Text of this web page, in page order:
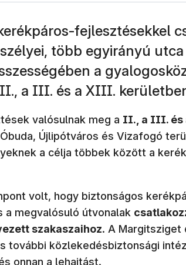
fejlesztésekkel
több egyirányú
a
a III. és a XIII.
valósulnak meg a II., a III. és
Újlipótváros és Vizafogó
a célja többek között a
volt, hogy biztonságos
megvalósuló útvonalak
szakaszaihoz. A Margitsziget
további közlekedésbiztonsági
onnan a lehajtást.